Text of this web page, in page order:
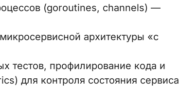
(goroutines, channels) —
архитектуры «с
тестов, профилирование кода и
для контроля состояния сервиса